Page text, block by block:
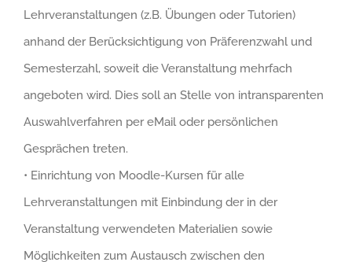
Lehrveranstaltungen (z.B. Übungen oder Tutorien)
anhand der Berücksichtigung von Präferenzwahl und
Semesterzahl, soweit die Veranstaltung mehrfach
angeboten wird. Dies soll an Stelle von intransparenten
Auswahlverfahren per eMail oder persönlichen
Gesprächen treten.
• Einrichtung von Moodle-Kursen für alle
Lehrveranstaltungen mit Einbindung der in der
Veranstaltung verwendeten Materialien sowie
Möglichkeiten zum Austausch zwischen den